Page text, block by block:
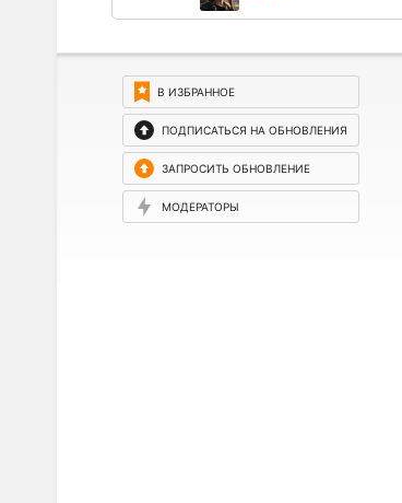
В ИЗБРАННОЕ
ПОДПИСАТЬСЯ НА ОБНОВЛЕНИЯ
ЗАПРОСИТЬ ОБНОВЛЕНИЕ
МОДЕРАТОРЫ